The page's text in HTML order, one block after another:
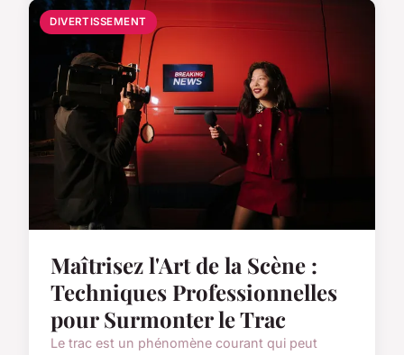
DIVERTISSEMENT
Maîtrisez l'Art de la Scène :
Techniques Professionnelles
pour Surmonter le Trac
Le trac est un phénomène courant qui peut